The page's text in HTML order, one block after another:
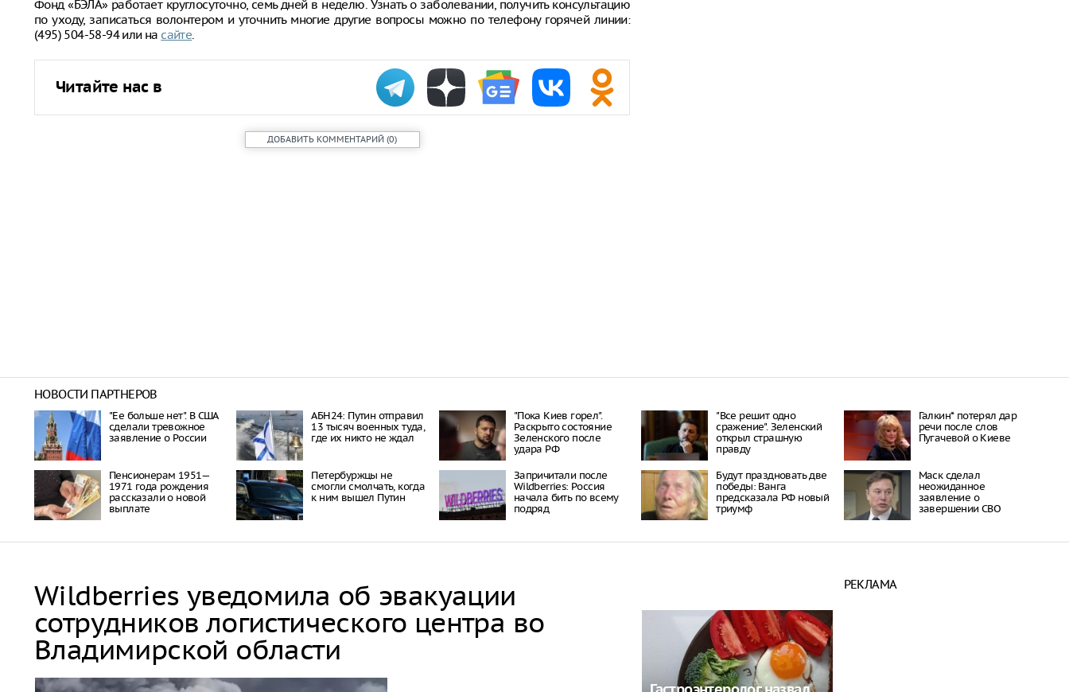
Фонд «БЭЛА» работает круглосуточно, семь дней в неделю. Узнать о заболевании, получить консультацию
по уходу, записаться волонтером и уточнить многие другие вопросы можно по телефону горячей линии:
(495) 504-58-94 или на сайте.
Читайте нас в
ДОБАВИТЬ КОММЕНТАРИЙ (0)
НОВОСТИ ПАРТНЕРОВ
"Ее больше нет". В США
сделали тревожное
заявление о России
АБН24: Путин отправил
13 тысяч военных туда,
где их никто не ждал
"Пока Киев горел".
Раскрыто состояние
Зеленского после
удара РФ
"Все решит одно
сражение". Зеленский
открыл страшную
правду
Галкин* потерял дар
речи после слов
Пугачевой о Киеве
Пенсионерам 1951—
1971 года рождения
рассказали о новой
выплате
Петербуржцы не
смогли смолчать, когда
к ним вышел Путин
Запричитали после
Wildberries: Россия
начала бить по всему
подряд
Будут праздновать две
победы: Ванга
предсказала РФ новый
триумф
Маск сделал
неожиданное
заявление о
завершении СВО
Wildberries уведомила об эвакуации
сотрудников логистического центра во
Владимирской области
РЕКЛАМА